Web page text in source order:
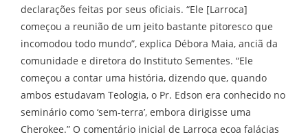
declarações feitas por seus oficiais. “Ele [Larroca]
começou a reunião de um jeito bastante pitoresco que
incomodou todo mundo”, explica Débora Maia, anciã da
comunidade e diretora do Instituto Sementes. “Ele
começou a contar uma história, dizendo que, quando
ambos estudavam Teologia, o Pr. Edson era conhecido no
seminário como ‘sem-terra’, embora dirigisse uma
Cherokee.” O comentário inicial de Larroca ecoa falácias